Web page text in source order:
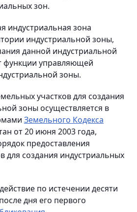
зон.
индустриальная зона
индустриальной зоны,
данной индустриальной
функции управляющей
зоны.
участков для создания
зоны осуществляется в
Земельного Кодекса
от 20 июня 2003 года,
предоставления
для создания индустриальных
по истечении десяти
дня его первого